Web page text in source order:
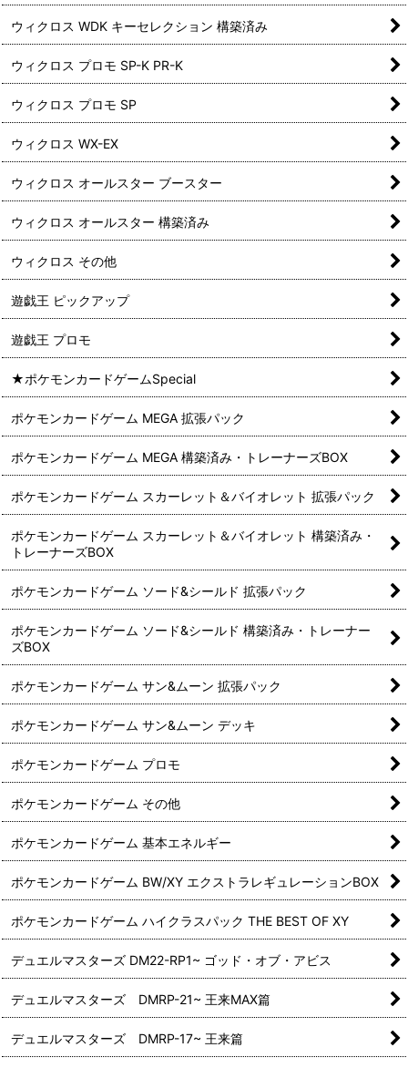
ウィクロス WDK キーセレクション 構築済み
ウィクロス プロモ SP-K PR-K
ウィクロス プロモ SP
ウィクロス WX-EX
ウィクロス オールスター ブースター
ウィクロス オールスター 構築済み
ウィクロス その他
遊戯王 ピックアップ
遊戯王 プロモ
★ポケモンカードゲームSpecial
ポケモンカードゲーム MEGA 拡張パック
ポケモンカードゲーム MEGA 構築済み・トレーナーズBOX
ポケモンカードゲーム スカーレット＆バイオレット 拡張パック
ポケモンカードゲーム スカーレット＆バイオレット 構築済み・
トレーナーズBOX
ポケモンカードゲーム ソード&シールド 拡張パック
ポケモンカードゲーム ソード&シールド 構築済み・トレーナー
ズBOX
ポケモンカードゲーム サン&ムーン 拡張パック
ポケモンカードゲーム サン&ムーン デッキ
ポケモンカードゲーム プロモ
ポケモンカードゲーム その他
ポケモンカードゲーム 基本エネルギー
ポケモンカードゲーム BW/XY エクストラレギュレーションBOX
ポケモンカードゲーム ハイクラスパック THE BEST OF XY
デュエルマスターズ DM22-RP1~ ゴッド・オブ・アビス
デュエルマスターズ DMRP-21~ 王来MAX篇
デュエルマスターズ DMRP-17~ 王来篇